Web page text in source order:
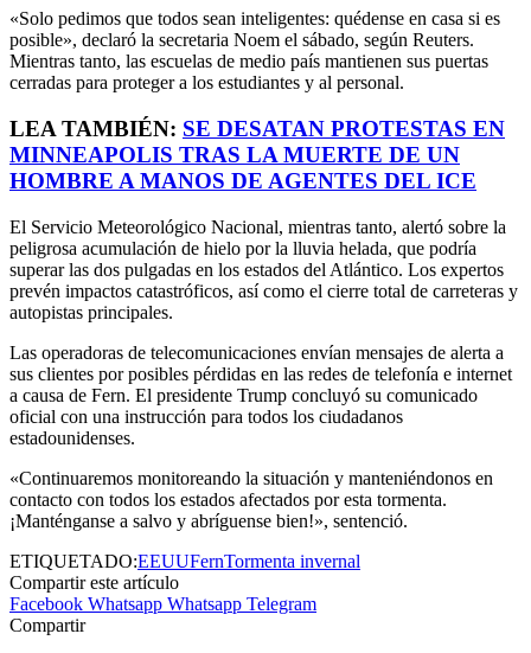
«Solo pedimos que todos sean inteligentes: quédense en casa si es
posible», declaró la secretaria Noem el sábado, según Reuters.
Mientras tanto, las escuelas de medio país mantienen sus puertas
cerradas para proteger a los estudiantes y al personal.
LEA TAMBIÉN: SE DESATAN PROTESTAS EN
MINNEAPOLIS TRAS LA MUERTE DE UN
HOMBRE A MANOS DE AGENTES DEL ICE
El Servicio Meteorológico Nacional, mientras tanto, alertó sobre la
peligrosa acumulación de hielo por la lluvia helada, que podría
superar las dos pulgadas en los estados del Atlántico. Los expertos
prevén impactos catastróficos, así como el cierre total de carreteras y
autopistas principales.
Las operadoras de telecomunicaciones envían mensajes de alerta a
sus clientes por posibles pérdidas en las redes de telefonía e internet
a causa de Fern. El presidente Trump concluyó su comunicado
oficial con una instrucción para todos los ciudadanos
estadounidenses.
«Continuaremos monitoreando la situación y manteniéndonos en
contacto con todos los estados afectados por esta tormenta.
¡Manténganse a salvo y abríguense bien!», sentenció.
ETIQUETADO:EEUUFernTormenta invernal
Compartir este artículo
Facebook Whatsapp Whatsapp Telegram
Compartir